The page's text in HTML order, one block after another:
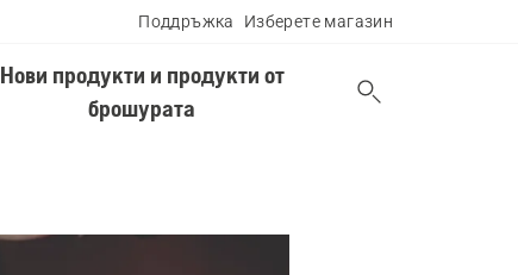
Поддръжка Изберете магазин
Нови продукти и продукти от
брошурата